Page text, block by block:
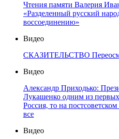
Чтения памяти Валерия
«Разделенный русский
воссоединению»
Видео
СКАЗИТЕЛЬСТВО
Видео
Александр Приходько:
Лукашенко одним из
Россия, то на
все
Видео